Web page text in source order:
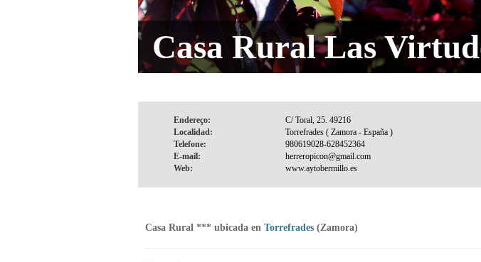
Casa Rural Las
Endereço:
Localidad:
Telefone:
E-mail:
Web:
Casa Rural *** ubicada en Torrefrades (Zamora)